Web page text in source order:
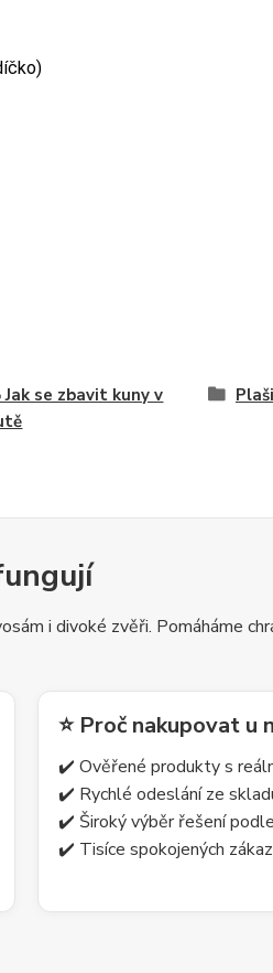
Jak se zbavit kuny v
i divoké zvěři. Pomáháme
⭐ Proč nakupovat u
✔️ Ověřené produkty s
✔️ Rychlé odeslání ze
✔️ Široký výběr řešení
✔️ Tisíce spokojených